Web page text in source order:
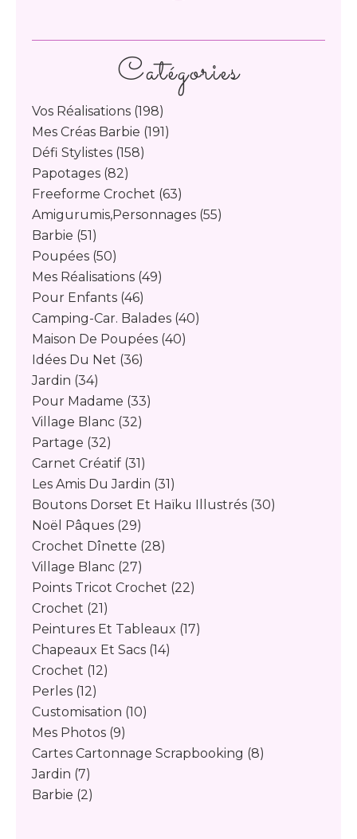
Catégories
Vos Réalisations (198)
Mes Créas Barbie (191)
Défi Stylistes (158)
Papotages (82)
Freeforme Crochet (63)
Amigurumis,personnages (55)
Barbie (51)
Poupées (50)
Mes Réalisations (49)
Pour Enfants (46)
Camping-Car. Balades (40)
Maison De Poupées (40)
Idées Du Net (36)
Jardin (34)
Pour Madame (33)
Village Blanc (32)
Partage (32)
Carnet Créatif (31)
Les Amis Du Jardin (31)
Boutons Dorset Et Haïku Illustrés (30)
Noël Pâques (29)
Crochet Dînette (28)
Village Blanc (27)
Points Tricot Crochet (22)
Crochet (21)
Peintures Et Tableaux (17)
Chapeaux Et Sacs (14)
Crochet (12)
Perles (12)
Customisation (10)
Mes Photos (9)
Cartes Cartonnage Scrapbooking (8)
Jardin (7)
Barbie (2)